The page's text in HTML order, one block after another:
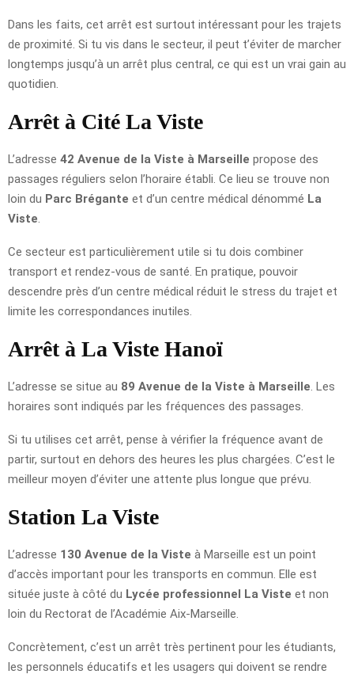
Dans les faits, cet arrêt est surtout intéressant pour les trajets
de proximité. Si tu vis dans le secteur, il peut t’éviter de marcher
longtemps jusqu’à un arrêt plus central, ce qui est un vrai gain au
quotidien.
Arrêt à Cité La Viste
L’adresse 42 Avenue de la Viste à Marseille propose des
passages réguliers selon l’horaire établi. Ce lieu se trouve non
loin du Parc Brégante et d’un centre médical dénommé La
Viste
Ce secteur est particulièrement utile si tu dois combiner
transport et rendez-vous de santé. En pratique, pouvoir
descendre près d’un centre médical réduit le stress du trajet et
limite les correspondances inutiles.
Arrêt à La Viste Hanoï
L’adresse se situe au 89 Avenue de la Viste à Marseille . Les
horaires sont indiqués par les fréquences des passages.
Si tu utilises cet arrêt, pense à vérifier la fréquence avant de
partir, surtout en dehors des heures les plus chargées. C’est le
meilleur moyen d’éviter une attente plus longue que prévu.
Station La Viste
L’adresse 130 Avenue de la Viste à Marseille est un point
d’accès important pour les transports en commun. Elle est
située juste à côté du Lycée professionnel La Viste et non
loin du Rectorat de l’Académie Aix-Marseille.
Concrètement, c’est un arrêt très pertinent pour les étudiants,
les personnels éducatifs et les usagers qui doivent se rendre